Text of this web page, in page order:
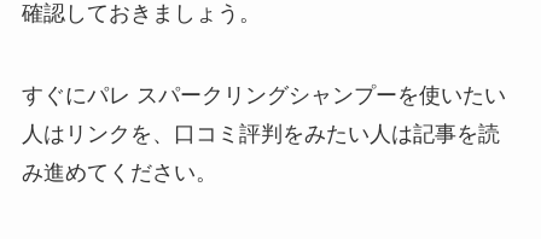
確認しておきましょう。
すぐにパレ スパークリングシャンプーを使いたい
人はリンクを、口コミ評判をみたい人は記事を読
み進めてください。